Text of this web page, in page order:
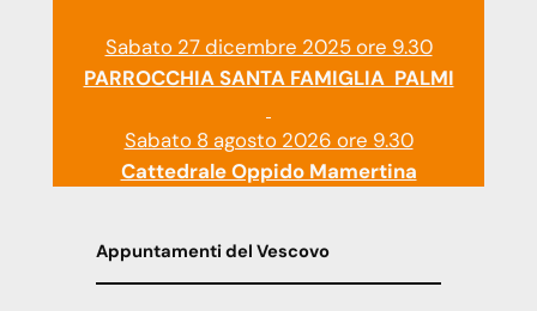
Sabato 27 dicembre 2025 ore 9.30
PARROCCHIA SANTA FAMIGLIA PALMI
Sabato 8 agosto 2026 ore 9.30
Cattedrale Oppido Mamertina
Appuntamenti del Vescovo